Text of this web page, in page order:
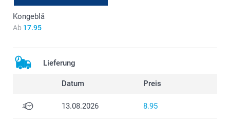
Kongeblå
Ab 17.95
Lieferung
Datum Preis
13.08.2026 8.95